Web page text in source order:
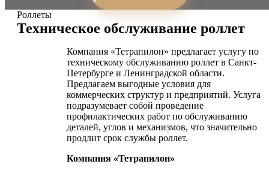
Роллеты
Техническое обслуживание роллет
Компания «Тетрапилон» предлагает услугу по
техническому обслуживанию роллет в Санкт-
Петербурге и Ленинградской области.
Предлагаем выгодные условия для
коммерческих структур и предприятий. Услуга
подразумевает собой проведение
профилактических работ по обслуживанию
деталей, углов и механизмов, что значительно
продлит срок службы роллет.
Компания «Тетрапилон»